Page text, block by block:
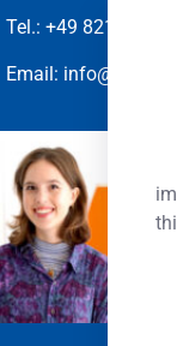
Tel.:+49 821-
Email:
ALISSA
WASILEWSKI